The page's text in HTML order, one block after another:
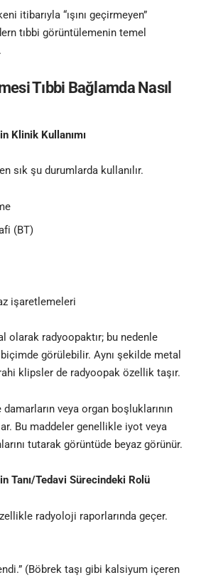
itibarıyla “ışını geçirmeyen”
tıbbi görüntülemenin temel
Tıbbi Bağlamda Nasıl
Klinik Kullanımı
sık şu durumlarda kullanılır.
(BT)
işaretlemeleri
olarak radyoopaktır; bu nedenle
görülebilir. Aynı şekilde metal
klipsler de radyoopak özellik taşır.
veya organ boşluklarının
Bu maddeler genellikle iyot veya
tutarak görüntüde beyaz görünür.
Tanı/Tedavi Sürecindeki Rolü
radyoloji raporlarında geçer.
(Böbrek taşı gibi kalsiyum içeren